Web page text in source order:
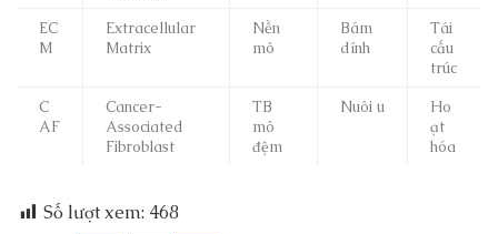
EC
M
Extracellular
Matrix
Nền
mô
Bám
dính
Tái
cấu
trúc
C
AF
Cancer-
Associated
Fibroblast
TB
mô
đệm
Nuôi u
Ho
ạt
hóa
Số lượt xem: 468